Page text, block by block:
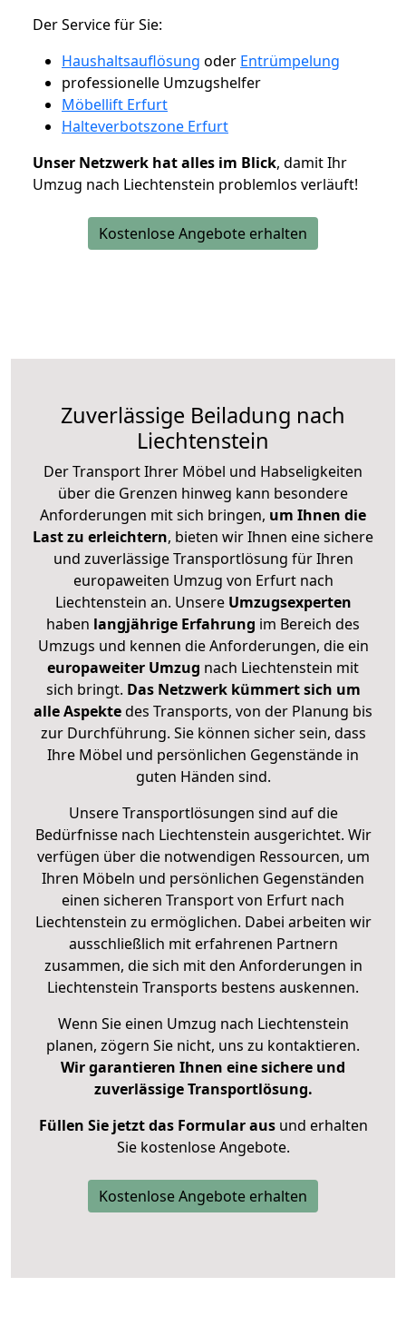
Der Service für Sie:
Haushaltsauflösung oder Entrümpelung
professionelle Umzugshelfer
Möbellift Erfurt
Halteverbotszone Erfurt
Unser Netzwerk hat alles im Blick, damit Ihr
Umzug nach Liechtenstein problemlos verläuft!
Kostenlose Angebote erhalten
Zuverlässige Beiladung nach
Liechtenstein
Der Transport Ihrer Möbel und Habseligkeiten
über die Grenzen hinweg kann besondere
Anforderungen mit sich bringen, um Ihnen die
Last zu erleichtern, bieten wir Ihnen eine sichere
und zuverlässige Transportlösung für Ihren
europaweiten Umzug von Erfurt nach
Liechtenstein an. Unsere Umzugsexperten
haben langjährige Erfahrung im Bereich des
Umzugs und kennen die Anforderungen, die ein
europaweiter Umzug nach Liechtenstein mit
sich bringt. Das Netzwerk kümmert sich um
alle Aspektedes Transports, von der Planung bis
zur Durchführung. Sie können sicher sein, dass
Ihre Möbel und persönlichen Gegenstände in
guten Händen sind.
Unsere Transportlösungen sind auf die
Bedürfnisse nach Liechtenstein ausgerichtet. Wir
verfügen über die notwendigen Ressourcen, um
Ihren Möbeln und persönlichen Gegenständen
einen sicheren Transport von Erfurt nach
Liechtenstein zu ermöglichen. Dabei arbeiten wir
ausschließlich mit erfahrenen Partnern
zusammen, die sich mit den Anforderungen in
Liechtenstein Transports bestens auskennen.
Wenn Sie einen Umzug nach Liechtenstein
planen, zögern Sie nicht, uns zu kontaktieren.
Wir garantieren Ihnen eine sichere und
zuverlässige Transportlösung.
Füllen Sie jetzt das Formular ausund erhalten
Sie kostenlose Angebote.
Kostenlose Angebote erhalten